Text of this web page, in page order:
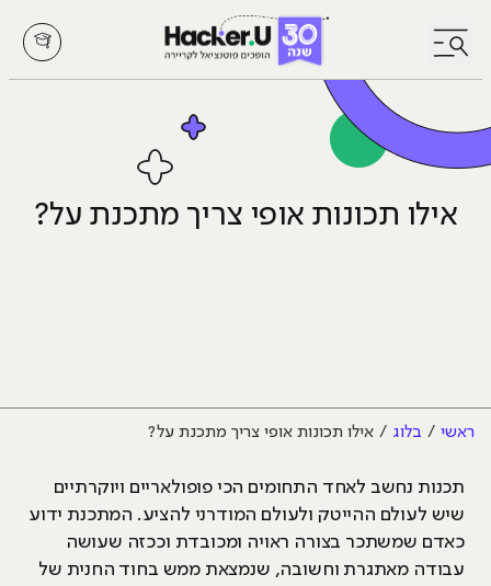
לחץ לפתיחת/סגירת תפריט
אילו תכונות אופי צריך מתכנת על?
ראשי בלוג אילו תכונות אופי צריך מתכנת על?
תכנות נחשב לאחד התחומים הכי פופולאריים ויוקרתיים
שיש לעולם ההייטק ולעולם המודרני להציע. המתכנת ידוע
כאדם שמשתכר בצורה ראויה ומכובדת וככזה שעושה
עבודה מאתגרת וחשובה, שנמצאת ממש בחוד החנית של